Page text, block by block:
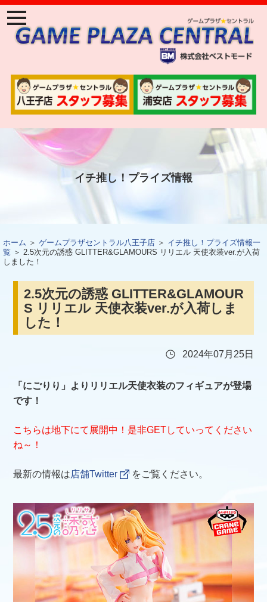
ナ
ビ
ゲ
ー
ン
メ
ニ
ュ
イチ推し！プライズ情報
ホーム ＞ ゲームプラザセントラル八王子店 ＞ イチ推し！プライズ情報一
覧 ＞ 2.5次元の誘惑 GLITTER&GLAMOURS リリエル 天使衣装ver.が入荷
しました！
2.5次元の誘惑 GLITTER&GLAMOUR
S リリエル 天使衣装ver.が入荷しま
した！
2024年07月25日
「にごりり」よりリリエル天使衣装のフィギュアが登場
です！
こちらは地下にて展開中！是非GETしていってください
ね～！
最新の情報は店舗Twitter をご覧ください。